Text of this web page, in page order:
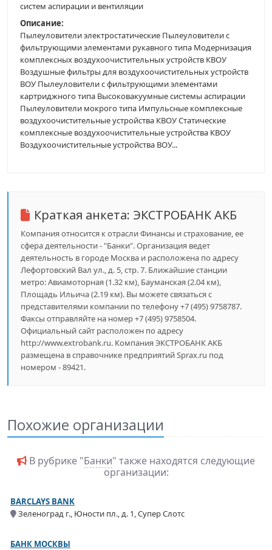
систем аспирации и вентиляции
Описание:
Пылеуловители электростатические Пылеуловители с
фильтрующими элементами рукавного типа Модернизация
комплексных воздухоочистительных устройств КВОУ
Воздушные фильтры для воздухоочистительных устройств
ВОУ Пылеуловители с фильтрующими элементами
картриджного типа Высоковакуумные системы аспирации
Пылеуловители мокрого типа Импульсные комплексные
воздухоочистительные устройства КВОУ Статические
комплексные воздухоочистительные устройства КВОУ
Воздухоочистительные устройства ВОУ...
Краткая анкета: ЭКСТРОБАНК АКБ
Компания относится к отрасли Финансы и страхование, ее
сфера деятельности - "Банки". Организация ведет
деятельность в городе Москва и расположена по адресу
Лефортовский Вал ул., д. 5, стр. 7. Ближайшие станции
метро: Авиамоторная (1.32 км), Бауманская (2.04 км),
Площадь Ильича (2.19 км). Вы можете связаться с
представителями компании по телефону +7 (495) 9758787.
Факсы отправляйте на номер +7 (495) 9758504.
Официальный сайт расположен по адресу
http://www.extrobank.ru. Компания ЭКСТРОБАНК АКБ
размещена в справочнике предприятий Sprax.ru под
номером - 89421.
Похожие организации
В рубрике "Банки" также находятся следующие
организации:
BARCLAYS BANK
Зеленоград г., Юности пл., д. 1, Супер Слотс
БАНК МОСКВЫ